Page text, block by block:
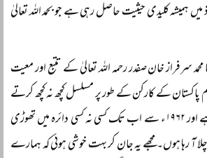
ہمیشہ کلیدی حیثیت حاصل رہی ہے جو بحمد اللہ تعالیٰ
سرفراز خان صفدر رحمہ اللہ تعالیٰ کے تتبع اور معیت
پاکستان کے کارکن کے طور پر مسلسل کچھ نہ کچھ کرتے
رہنے کی سعادت حاصل ہے اور ۱۹۶۲ء سے اب تک کسی نہ کسی دائرہ میں تھوڑی
آ رہا ہوں۔ مجھے یہ جان کر بہت خوشی ہوئی کہ ہمارے